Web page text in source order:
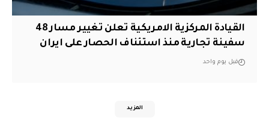
القيادة المركزية الامريكية تعلن تغيير مسار 48
سفينة تجارية منذ استئناف الحصار على ايران
قبل يوم واحد
المزيد